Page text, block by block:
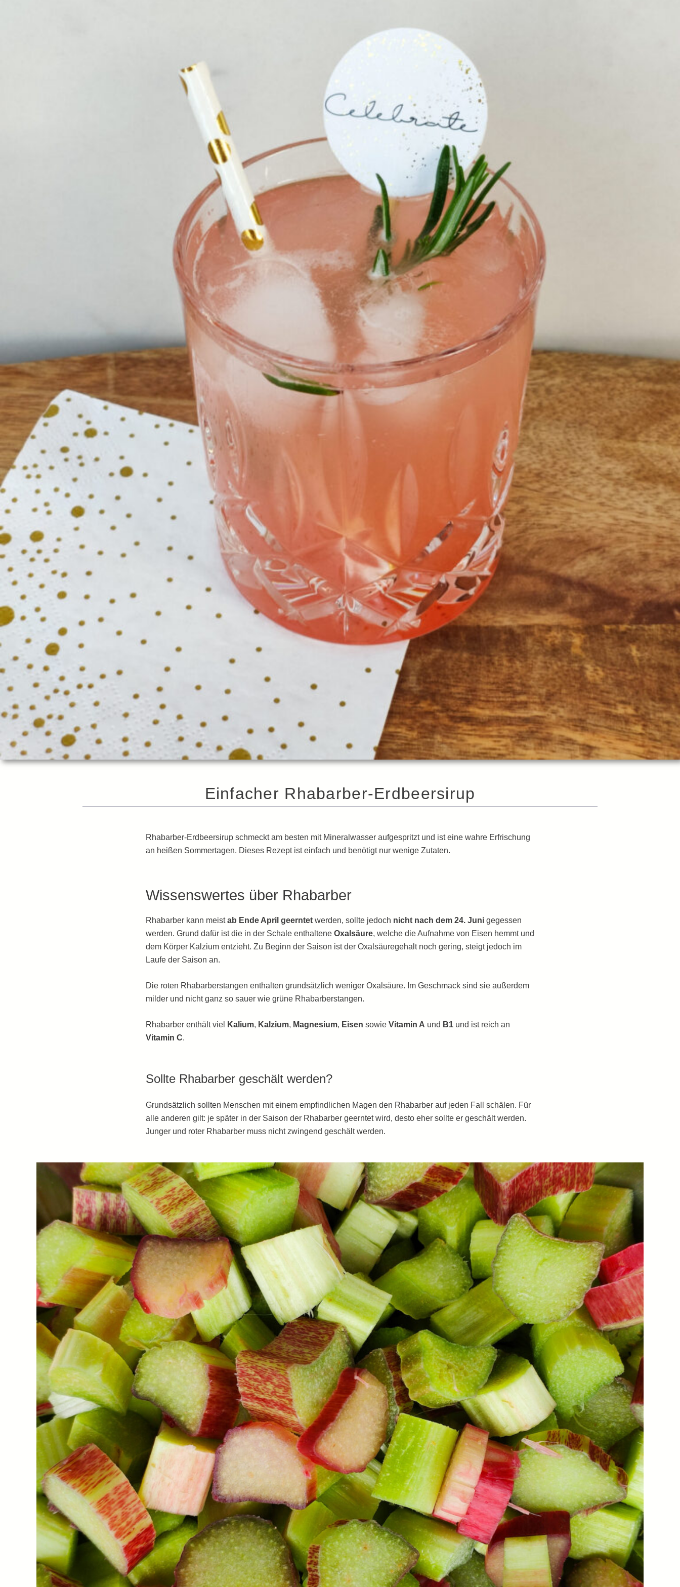
Einfacher Rhabarber-Erdbeersirup
Rhabarber-Erdbeersirup schmeckt am besten mit Mineralwasser aufgespritzt und ist eine wahre Erfrischung
an heißen Sommertagen. Dieses Rezept ist einfach und benötigt nur wenige Zutaten.
Wissenswertes über Rhabarber
Rhabarber kann meistab Ende April geerntet werden, sollte jedoch nicht nach dem 24. Juni gegessen
werden. Grund dafür ist die in der Schale enthaltene Oxalsäure, welche die Aufnahme von Eisen hemmt und
dem Körper Kalzium entzieht. Zu Beginn der Saison ist der Oxalsäuregehalt noch gering, steigt jedoch im
Laufe der Saison an.
Die roten Rhabarberstangen enthalten grundsätzlich weniger Oxalsäure. Im Geschmack sind sie außerdem
milder und nicht ganz so sauer wie grüne Rhabarberstangen.
Rhabarber enthält viel Kalium, Kalzium, Magnesium, Eisen sowie Vitamin A und B1 und ist reich an
Vitamin C.
Sollte Rhabarber geschält werden?
Grundsätzlich sollten Menschen mit einem empfindlichen Magen den Rhabarber auf jeden Fall schälen. Für
alle anderen gilt: je später in der Saison der Rhabarber geerntet wird, desto eher sollte er geschält werden.
Junger und roter Rhabarber muss nicht zwingend geschält werden.